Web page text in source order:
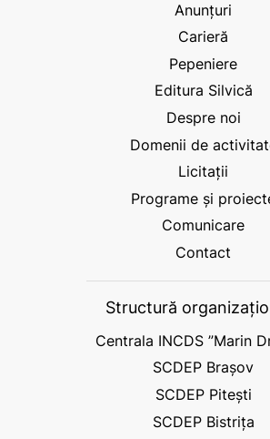
Anunțuri
Carieră
Pepeniere
Editura Silvică
Despre noi
Domenii de
Licitații
Programe și
Comunicare
Contact
Structură
Centrala INCDS ”Marin
SCDEP Brașov
SCDEP Pitești
SCDEP Bistrița